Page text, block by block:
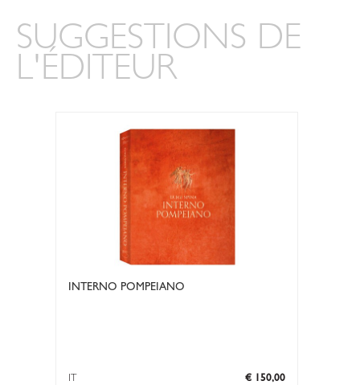
SUGGESTIONS DE
L'ÉDITEUR
INTERNO POMPEIANO
€ 150,00
IT